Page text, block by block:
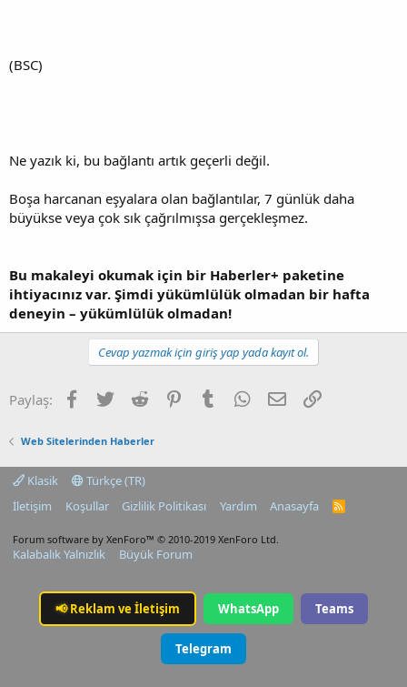
(BSC)
Ne yazık ki, bu bağlantı artık geçerli değil.
Boşa harcanan eşyalara olan bağlantılar, 7 günlük daha
büyükse veya çok sık çağrılmışsa gerçekleşmez.
Bu makaleyi okumak için bir Haberler+ paketine
ihtiyacınız var. Şimdi yükümlülük olmadan bir hafta
deneyin – yükümlülük olmadan!
Cevap yazmak için giriş yap yada kayıt ol.
Paylaş: Facebook
TwitterReddit PinterestTumblrWhatsApp
E-postaLink
Web Sitelerinden Haberler
Klasik
Türkçe (TR)
İletişim
Koşullar Gizlilik Politikası Yardım Anasayfa
R
Forum software by XenForo™ © 2010-2019 XenForo Ltd.
Kalabalık Yalnızlık Büyük Forum
📢Reklam ve İletişim WhatsApp Teams
Telegram